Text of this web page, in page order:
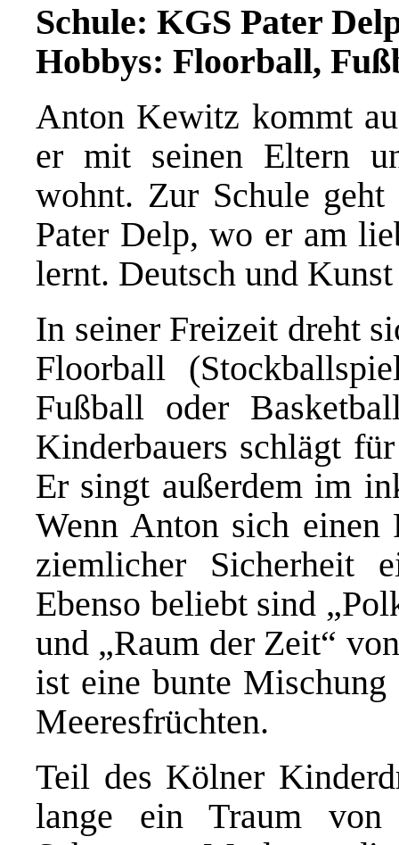
Schule: KGS Pater
Hobbys: Floorball,
Anton Kewitz kommt
er mit seinen Eltern
wohnt. Zur Schule
Pater Delp, wo er am
lernt. Deutsch und
In seiner Freizeit dreht
Floorball
Fußball oder
Kinderbauers schlägt
Er singt außerdem im
Wenn Anton sich
ziemlicher Sicherheit
Ebenso beliebt sind
und „Raum der Zeit“
ist eine bunte
Meeresfrüchten.
Teil des Kölner
lange ein Traum